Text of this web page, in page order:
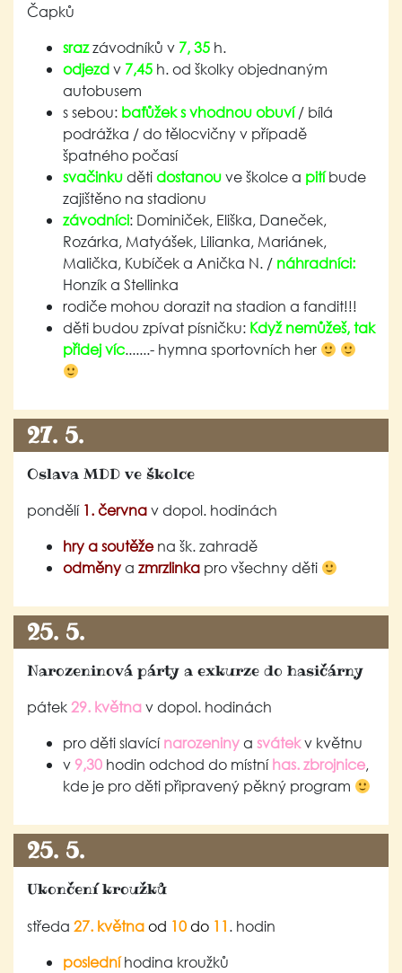
Čapků
srazzávodníků v 7, 35 h.
odjezdv 7,45 h. od školky objednaným
autobusem
s sebou: baťůžek s vhodnou obuví/ bílá
podrážka / do tělocvičny v případě
špatného počasí
svačinkudětidostanouve školce a pitíbude
zajištěno na stadionu
závodníci: Dominiček, Eliška, Daneček,
Rozárka, Matyášek, Lilianka, Mariánek,
Malička, Kubíček a Anička N. / náhradníci:
Honzík a Stellinka
rodiče mohou dorazit na stadion a fandit!!!
děti budou zpívat písničku: Když nemůžeš, tak
přidej víc.......- hymna sportovních her
27. 5.
Oslava MDD ve školce
pondělí 1. červnav dopol. hodinách
hry a soutěžena šk. zahradě
odměnya zmrzlinka pro všechny děti
25. 5.
Narozeninová párty a exkurze do hasičárny
pátek29. květnav dopol. hodinách
pro děti slavícínarozeninya svátekv květnu
v 9,30 hodin odchod do místníhas. zbrojnice,
kde je pro děti připravený pěkný program
25. 5.
Ukončení kroužků
středa 27. květnaod 10do 11. hodin
posledníhodina kroužků